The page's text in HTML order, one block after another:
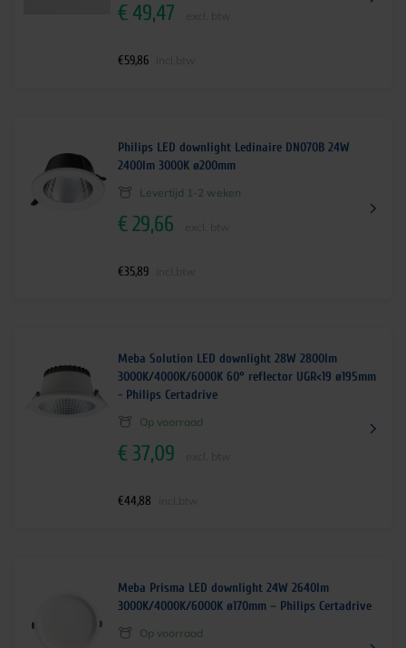
€ 49,47
€59,86
Philips LED downlight Ledinaire DN070B 24W
2400lm 3000K ø200mm
Levertijd 1-2 weken
€29,66
€35,89
Meba Solution LED downlight 28W 2800lm
3000K/4000K/6000K 60° reflector UGR<19 ø195mm
- Philips Certadrive
Op voorraad
€37,09
€44,88
Meba Prisma LED downlight 24W 2640lm
3000K/4000K/6000K ø170mm – Philips Certadrive
Op voorraad